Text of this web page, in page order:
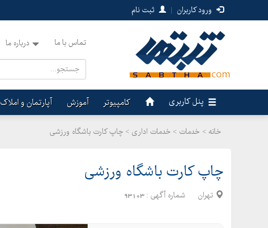
ورود کاربران | ثبت نام
تماس با ما درباره ما
پنل کاربری کامپیوتر آموزش آپارتمان و املاک
خانه > خدمات > خدمات اداری > چاپ کارت باشگاه ورزشی
چاپ کارت باشگاه ورزشی
تهران شماره آگهی : 93103